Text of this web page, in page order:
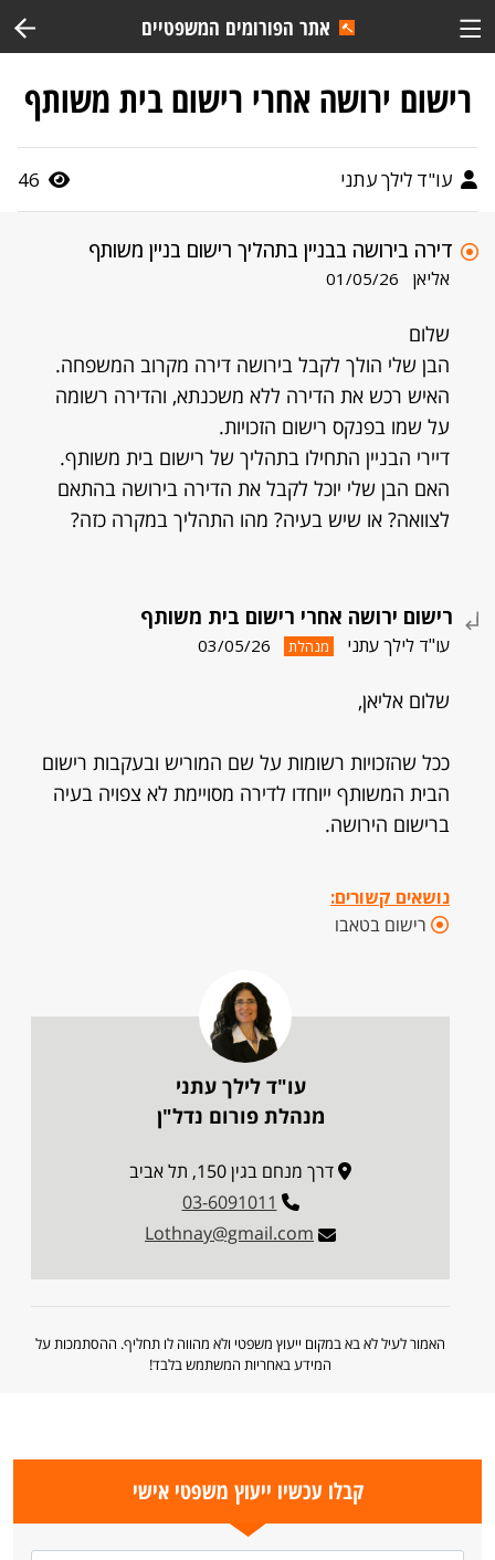
אתר הפורומים המשפטיים
רישום ירושה אחרי רישום בית משותף
עו"ד לילך עתני 46
דירה בירושה בבניין בתהליך רישום בניין משותף
אליאן 01/05/26
שלום
הבן שלי הולך לקבל בירושה דירה מקרוב המשפחה.
האיש רכש את הדירה ללא משכנתא, והדירה רשומה
על שמו בפנקס רישום הזכויות.
דיירי הבניין התחילו בתהליך של רישום בית משותף.
האם הבן שלי יוכל לקבל את הדירה בירושה בהתאם
לצוואה? או שיש בעיה? מהו התהליך במקרה כזה?
רישום ירושה אחרי רישום בית משותף
עו"ד לילך עתני מנהלת 03/05/26
שלום אליאן,
ככל שהזכויות רשומות על שם המוריש ובעקבות רישום
הבית המשותף ייוחדו לדירה מסויימת לא צפויה בעיה
ברישום הירושה.
נושאים קשורים:
רישום בטאבו
עו"ד לילך עתני
מנהלת פורום נדל"ן
דרך מנחם בגין 150, תל אביב
03-6091011
Lothnay@gmail.com
האמור לעיל לא בא במקום ייעוץ משפטי ולא מהווה לו תחליף. ההסתמכות על
המידע באחריות המשתמש בלבד!
קבלו עכשיו ייעוץ משפטי אישי